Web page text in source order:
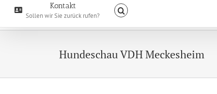
Kontakt
Sollen wir Sie zurück rufen?
Hundeschau VDH Meckesheim